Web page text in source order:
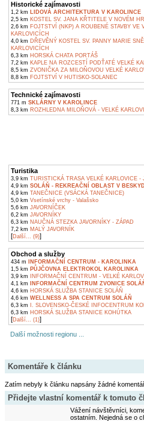
Historické zajímavosti
1,2 km LIDOVÁ ARCHITEKTURA V KAROLINCE
2,5 km KOSTEL SV. JANA KŘTITELE V NOVÉM
2,6 km FOJTSTVÍ (NKP) A ROUBENÉ STAVBY VE
KARLOVICÍCH
4,0 km DŘEVĚNÝ KOSTEL SV. PANNY MARIE
KARLOVICÍCH
6,3 km HORSKÁ CHATA PORTÁŠ
7,2 km KAPLE NA ROZCESTÍ PODŤATÉ VELKÉ
8,5 km ZVONIČKA ZA MILOŇOVOU VELKÉ
8,8 km FOJTSTVÍ V HUTISKO-SOLANEC
Technické zajímavosti
771 m SKLÁRNY V KAROLINCE
8,3 km ROZHLEDNA MILOŇOVÁ - VELKÉ
Turistika
3,9 km TURISTICKÁ TRASA VELKÉ KARLOVICE -
4,9 km SOLÁŇ - REKREAČNÍ OBLAST V
4,9 km TANEČNICE (VSÁCKÁ TANEČNICE)
5,0 km Vsetínské vrchy - Valašsko
5,6 km JAVORNÍČEK
6,2 km JAVORNÍKY
6,3 km NAUČNÁ STEZKA JAVORNÍKY - ZÁPAD
7,2 km MALÝ JAVORNÍK
[Další... (9)]
Obchod a služby
434 m
INFORMAČNÍ CENTRUM - KAROLINKA
1,5 km PŮJČOVNA ELEKTROKOL KAROLINKA
3,9 km INFORMAČNÍ CENTRUM - VELKÉ
4,1 km
INFORMAČNÍ CENTRUM ZVONICE
4,6 km HORSKÁ SLUŽBA STANICE SOLÁŇ
4,6 km WELLNESS A SPA CENTRUM SOLÁŇ
6,3 km I. SLOVENSKO-ČESKÉ INFOCENTRUM
6,3 km HORSKÁ SLUŽBA STANICE KOHÚTKA
[Další... (1)]
Další možnosti regionu ...
Komentáře k článku
Zatím nebyly k článku napsány žádné
Přidejte vlastní komentář k tomuto
Vážení návštěvníci,
ostatním. Nejedná se o